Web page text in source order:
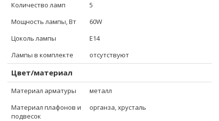
Количество ламп
5
Мощность лампы, Вт
60W
Цоколь лампы
E14
Лампы в комплекте
отсутствуют
Цвет/материал
Материал арматуры
металл
Материал плафонов и
подвесок
органза, хрусталь